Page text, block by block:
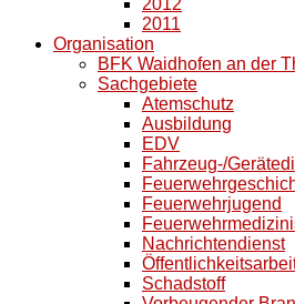
2012
2011
Organisation
BFK Waidhofen an der
Sachgebiete
Atemschutz
Ausbildung
EDV
Fahrzeug-/
Feuerwehrjugend
Nachrichtendienst
Schadstoff